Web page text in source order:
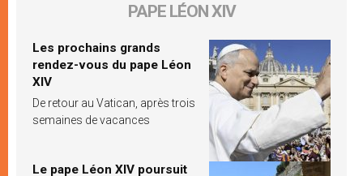
PAPE LÉON XIV
Les prochains grands
rendez-vous du pape Léon
XIV
De retour au Vatican, après trois
semaines de vacances
Le pape Léon XIV poursuit